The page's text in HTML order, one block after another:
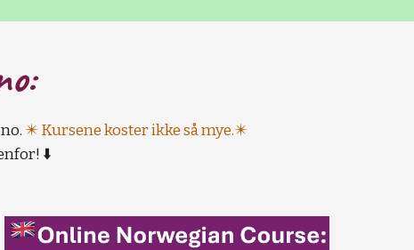
✴️ Kursene koster ikke så mye.✴️
⬇️